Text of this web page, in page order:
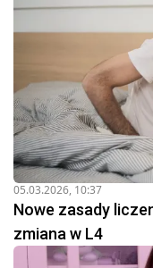
05.03.2026, 10:37
Nowe zasady
zmiana w L4